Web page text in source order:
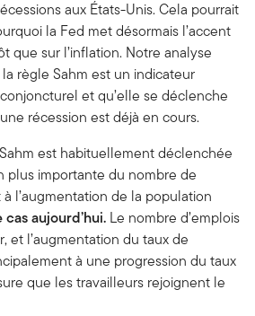
aux États-Unis. Cela pourrait
la Fed met désormais l’accent
que sur l’inflation. Notre analyse
règle Sahm est un indicateur
et qu’elle se déclenche
récession est déjà en cours.
est habituellement déclenchée
plus importante du nombre de
l’augmentation de la population
cas aujourd’hui. Le nombre d’emplois
et l’augmentation du taux de
à une progression du taux
que les travailleurs rejoignent le